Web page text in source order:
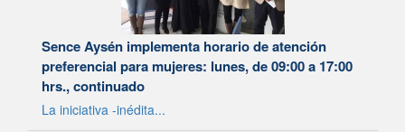
Sence Aysén implementa horario de atención
preferencial para mujeres: lunes, de 09:00 a 17:00
hrs., continuado
La iniciativa -inédita...